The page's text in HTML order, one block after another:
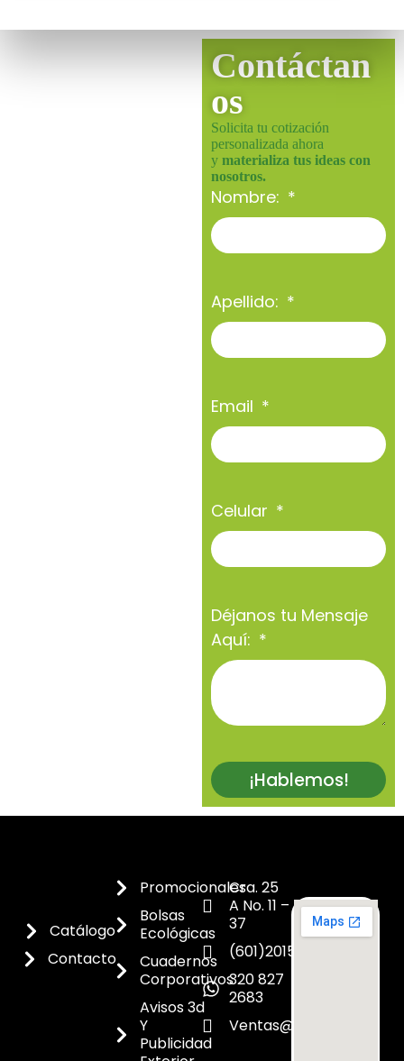
Contáctan
os
Solicita tu cotización
personalizada ahora
y materializa tus ideas con
nosotros.
Nombre:
Apellido:
Email
Celular
Déjanos tu Mensaje
Aquí:
¡Hablemos!
Catálogo
Contacto
Promocionales
Bolsas
Ecológicas
Cuadernos
Corporativos
Avisos 3d
Y
Publicidad
Cra. 25
A No. 11 –
37
(601)2015300
320 827
2683
Ventas@dicoes.co